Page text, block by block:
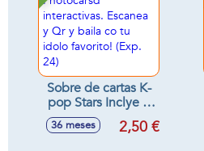
Sobre de cartas K-
pop Stars Inclye 6
Photocarsd
interactivas.
36 meses 2,50 €